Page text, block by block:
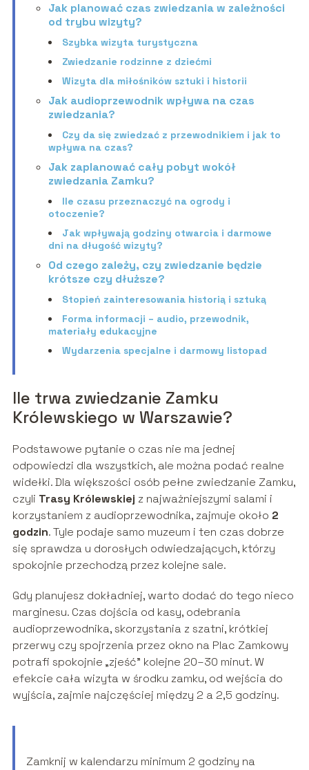
Jak planować czas zwiedzania w zależności
od trybu wizyty?
Szybka wizyta turystyczna
Zwiedzanie rodzinne z dziećmi
Wizyta dla miłośników sztuki i historii
Jak audioprzewodnik wpływa na czas
zwiedzania?
Czy da się zwiedzać z przewodnikiem i jak to
wpływa na czas?
Jak zaplanować cały pobyt wokół
zwiedzania Zamku?
Ile czasu przeznaczyć na ogrody i
otoczenie?
Jak wpływają godziny otwarcia i darmowe
dni na długość wizyty?
Od czego zależy, czy zwiedzanie będzie
krótsze czy dłuższe?
Stopień zainteresowania historią i sztuką
Forma informacji – audio, przewodnik,
materiały edukacyjne
Wydarzenia specjalne i darmowy listopad
Ile trwa zwiedzanie Zamku
Królewskiego w Warszawie?
Podstawowe pytanie o czas nie ma jednej
odpowiedzi dla wszystkich, ale można podać realne
widełki. Dla większości osób pełne zwiedzanie Zamku,
czyli Trasy Królewskiej z najważniejszymi salami i
korzystaniem z audioprzewodnika, zajmuje około 2
godzin. Tyle podaje samo muzeum i ten czas dobrze
się sprawdza u dorosłych odwiedzających, którzy
spokojnie przechodzą przez kolejne sale.
Gdy planujesz dokładniej, warto dodać do tego nieco
marginesu. Czas dojścia od kasy, odebrania
audioprzewodnika, skorzystania z szatni, krótkiej
przerwy czy spojrzenia przez okno na Plac Zamkowy
potrafi spokojnie „zjeść” kolejne 20–30 minut. W
efekcie cała wizyta w środku zamku, od wejścia do
wyjścia, zajmie najczęściej między 2 a 2,5 godziny.
Zamknij w kalendarzu minimum 2 godziny na